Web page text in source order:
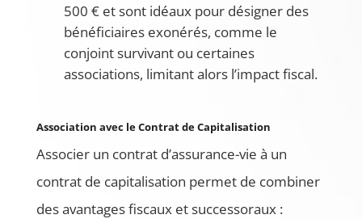
500 € et sont idéaux pour désigner des
bénéficiaires exonérés, comme le
conjoint survivant ou certaines
associations, limitant alors l’impact fiscal.
Association avec le Contrat de Capitalisation
Associer un contrat d’assurance-vie à un
contrat de capitalisation permet de combiner
des avantages fiscaux et successoraux :